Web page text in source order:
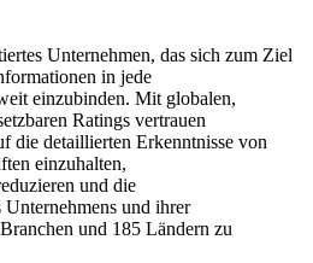
Unternehmen, das sich zum Ziel
in jede
einzubinden. Mit globalen,
Ratings vertrauen
die detaillierten Erkenntnisse von
einzuhalten,
und die
und ihrer
und 185 Ländern zu